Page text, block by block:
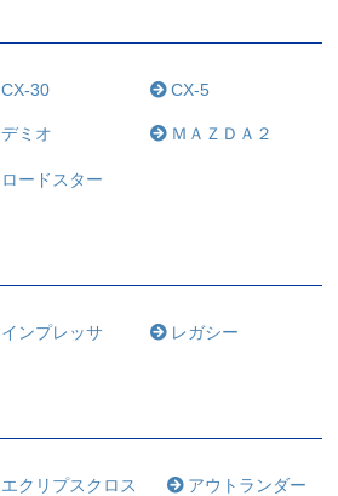
CX-30 CX-5
デミオ ＭＡＺＤＡ２
ロードスター
インプレッサ レガシー
エクリプスクロス アウトランダー